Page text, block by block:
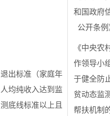
退出标准（家庭年
人均纯收入达到监
测底线标准以上且
和国政府
公开条例
《中央农
作领导小
于健全防
贫动态监
帮扶机制